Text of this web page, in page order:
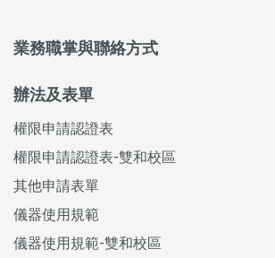
業務職掌與聯絡方式
辦法及表單
權限申請認證表
權限申請認證表-雙和校區
其他申請表單
儀器使用規範
儀器使用規範-雙和校區